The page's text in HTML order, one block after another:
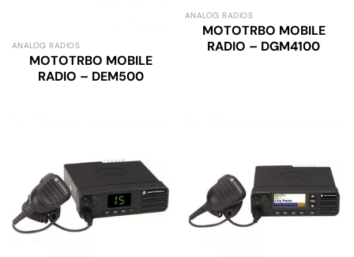
ANALOG RADIOS
MOTOTRBO MOBILE
RADIO – DEM500
ANALOG RADIOS
MOTOTRBO MOBILE
RADIO – DGM4100